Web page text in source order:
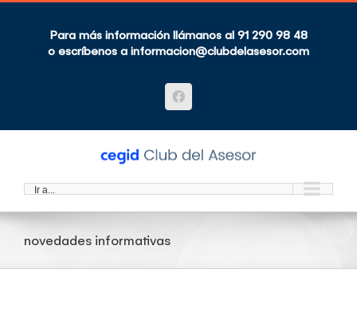
Saltar
contenidoPara más información llámanos al 91 290 98 48
o escríbenos a informacion@clubdelasesor.com
Facebook
Ir a...
novedades informativas